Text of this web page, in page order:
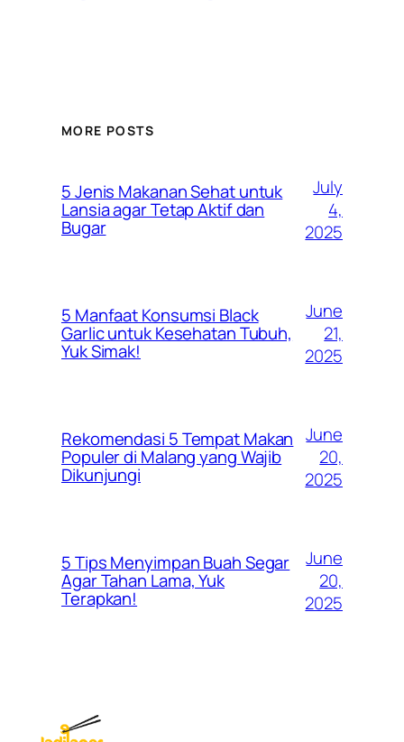
MORE POSTS
5 Jenis Makanan Sehat untuk
Lansia agar Tetap Aktif dan
Bugar
July
4,
2025
5 Manfaat Konsumsi Black
Garlic untuk Kesehatan Tubuh,
Yuk Simak!
June
21,
2025
Rekomendasi 5 Tempat Makan
Populer di Malang yang Wajib
Dikunjungi
June
20,
2025
5 Tips Menyimpan Buah Segar
Agar Tahan Lama, Yuk
Terapkan!
June
20,
2025